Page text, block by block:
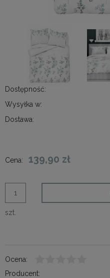
Dostępność:
Wysyłka w:
Dostawa:
Cena: 139,90 zł
szt.
Ocena:
Producent: